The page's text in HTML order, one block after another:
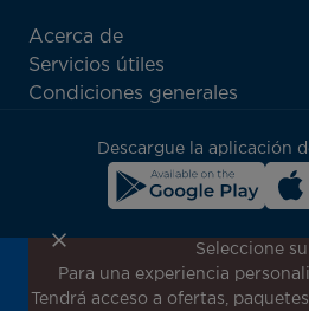
ATN:
Footer
menu
Acerca de
Servicios útiles
Condiciones generales
Descargue la aplicación
¡Suscríbase a nuestro boletín de
últimas novedades!
Seleccione
Para una experiencia
Tendrá acceso a ofertas,